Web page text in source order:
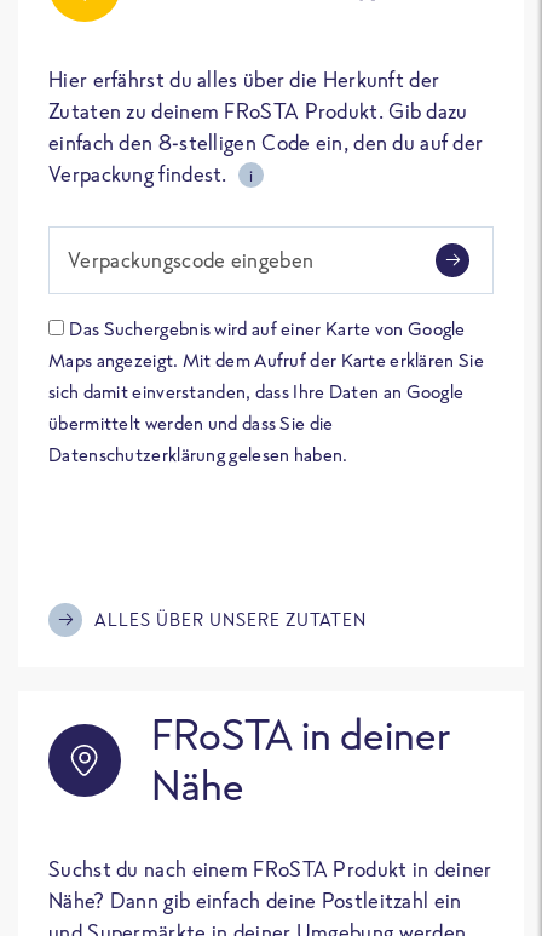
Hier erfährst du alles über die Herkunft der
Zutaten zu deinem FRoSTA Produkt. Gib dazu
einfach den 8-stelligen Code ein, den du auf der
Verpackung findest.
i
Verpackungscode eingeben
Das Suchergebnis wird auf einer Karte von Google
Maps angezeigt. Mit dem Aufruf der Karte erklären Sie
sich damit einverstanden, dass Ihre Daten an Google
übermittelt werden und dass Sie die
Datenschutzerklärung gelesen haben.
ALLES ÜBER UNSERE ZUTATEN
FRoSTA in deiner
Nähe
Suchst du nach einem FRoSTA Produkt in deiner
Nähe? Dann gib einfach deine Postleitzahl ein